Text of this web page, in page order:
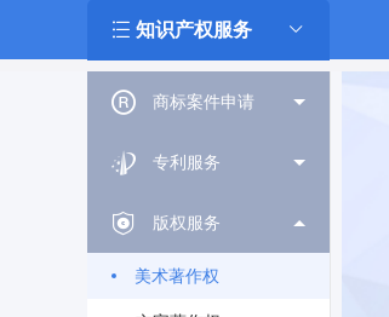
知识产权服务
商标案件申请
专利服务
版权服务
美术著作权